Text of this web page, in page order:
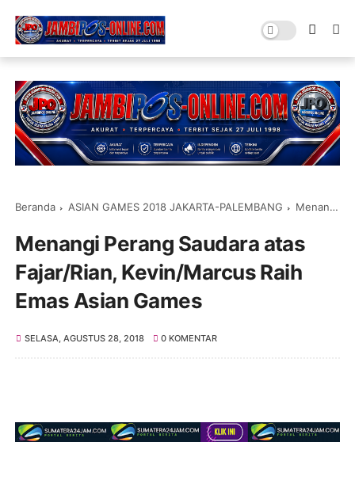
Beranda ASIAN GAMES 2018 JAKARTA-PALEMBANG Menangi Perang Saudara atas Fajar/Rian, Kevin/Marcus Raih Emas Asian Games
Menangi Perang Saudara atas
Fajar/Rian, Kevin/Marcus Raih
Emas Asian Games
SELASA, AGUSTUS 28, 2018 0 KOMENTAR